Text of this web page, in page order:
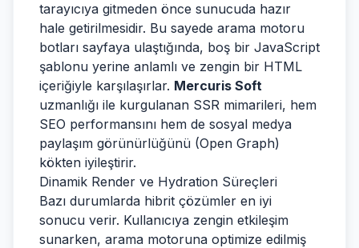
tarayıcıya gitmeden önce sunucuda hazır
hale getirilmesidir. Bu sayede arama motoru
botları sayfaya ulaştığında, boş bir JavaScript
şablonu yerine anlamlı ve zengin bir HTML
içeriğiyle karşılaşırlar. Mercuris Soft
uzmanlığı ile kurgulanan SSR mimarileri, hem
SEO performansını hem de sosyal medya
paylaşım görünürlüğünü (Open Graph)
kökten iyileştirir.
Dinamik Render ve Hydration Süreçleri
Bazı durumlarda hibrit çözümler en iyi
sonucu verir. Kullanıcıya zengin etkileşim
sunarken, arama motoruna optimize edilmiş